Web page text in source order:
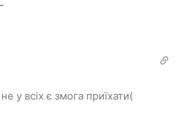
у всіх є змога приїхати(